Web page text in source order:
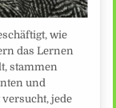
wie
das Lernen
stammen
und
jede